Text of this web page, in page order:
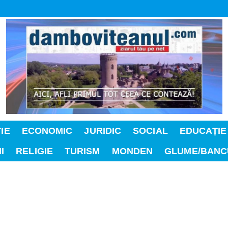
ECONOMIC JURIDIC SOCIAL
EDUCAȚIE
RELIGIE TURISM MONDEN GLUME/